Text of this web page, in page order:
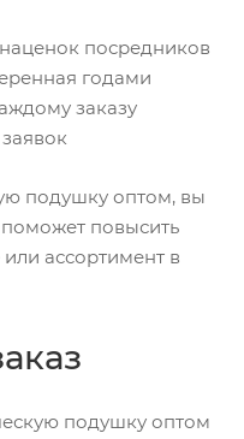
посредников
годами
заказу
подушку оптом, вы
поможет повысить
ассортимент в
подушку оптом